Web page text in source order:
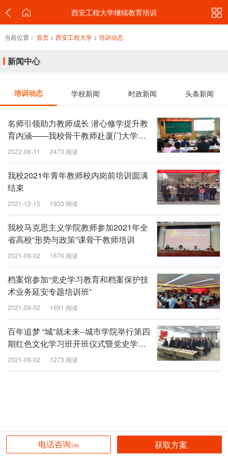
西安工程大学继续教育培训
当前位置： 首页> 西安工程大学> 培训动态
新闻中心
培训动态 学校新闻 时政新闻 头条新闻
名师引领助力教师成长 潜心修学提升教
育内涵——我校骨干教师赴厦门大学专
业建设高级研修培训圆满结束
2022-08-11 2473 阅读
我校2021年青年教师校内岗前培训圆满
结束
2021-12-15 1933 阅读
我校马克思主义学院教师参加2021年全
省高校“形势与政策”课骨干教师培训
2021-09-02 1676 阅读
档案馆参加“党史学习教育和档案保护技
术业务延安专题培训班”
2021-09-02 1691 阅读
百年追梦 “城”就未来--城市学院举行第四
期红色文化学习班开班仪式暨党史学习
教育部署会
2021-09-02 1273 阅读
电话咨询 24h 获取方案